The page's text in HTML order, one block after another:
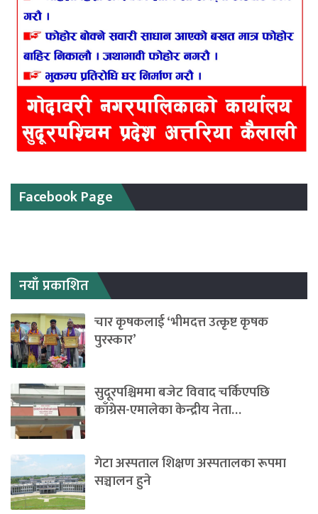
Facebook Page
नयाँ प्रकाशित
चार कृषकलाई ‘भीमदत्त उत्कृष्ट कृषक
पुरस्कार’
सुदूरपश्चिममा बजेट विवाद चर्किएपछि
काँग्रेस-एमालेका केन्द्रीय नेता…
गेटा अस्पताल शिक्षण अस्पतालका रूपमा
सञ्चालन हुने